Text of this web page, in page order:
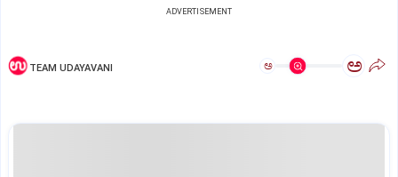
ADVERTISEMENT
TEAM UDAYAVANI ಅ ಅ